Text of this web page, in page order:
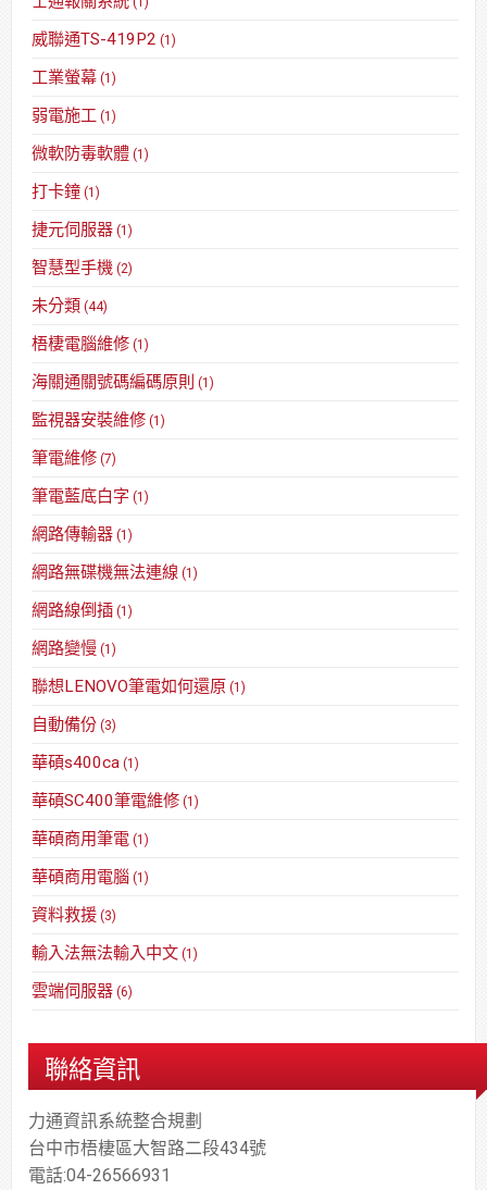
威聯通TS-419P2 (1)
工業螢幕 (1)
弱電施工 (1)
微軟防毒軟體 (1)
打卡鐘 (1)
捷元伺服器 (1)
智慧型手機 (2)
未分類 (44)
梧棲電腦維修 (1)
海關通關號碼編碼原則 (1)
監視器安裝維修 (1)
筆電維修 (7)
筆電藍底白字 (1)
網路傳輸器 (1)
網路無碟機無法連線 (1)
網路線倒插 (1)
網路變慢 (1)
聯想LENOVO筆電如何還原 (1)
自動備份 (3)
華碩s400ca (1)
華碩SC400筆電維修 (1)
華碩商用筆電 (1)
華碩商用電腦 (1)
資料救援 (3)
輸入法無法輸入中文 (1)
雲端伺服器 (6)
聯絡資訊
力通資訊系統整合規劃
台中市梧棲區大智路二段434號
電話:04-26566931